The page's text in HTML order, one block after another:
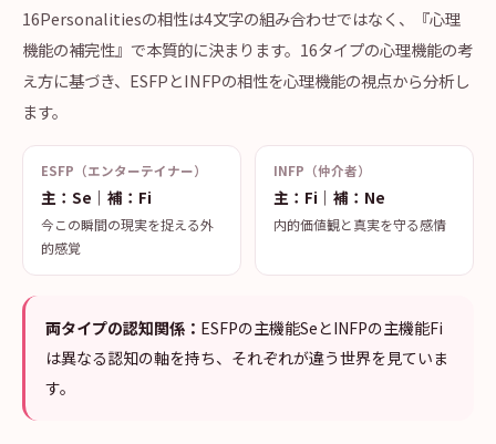
16Personalitiesの相性は4文字の組み合わせではなく、『心理
機能の補完性』で本質的に決まります。16タイプの心理機能の考
え方に基づき、ESFPとINFPの相性を心理機能の視点から分析し
ます。
ESFP（エンターテイナー）
主：Se｜補：Fi
今この瞬間の現実を捉える外
的感覚
INFP（仲介者）
主：Fi｜補：Ne
内的価値観と真実を守る感情
両タイプの認知関係： ESFPの主機能SeとINFPの主機能Fi
は異なる認知の軸を持ち、それぞれが違う世界を見ていま
す。